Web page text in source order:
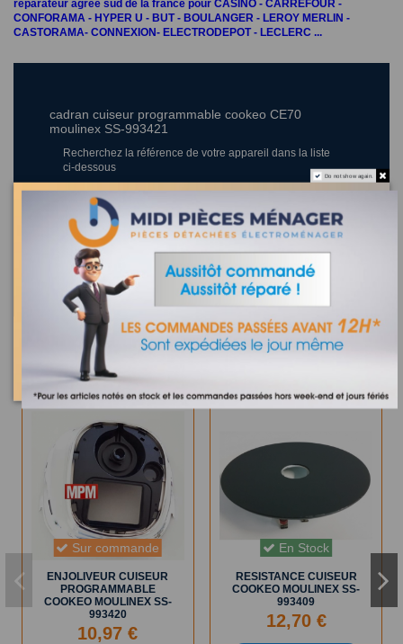
réparateur agréé sud de la france pour CASINO - CARREFOUR -
CONFORAMA - HYPER U - BUT - BOULANGER - LEROY MERLIN -
CASTORAMA- CONNEXION- ELECTRODEPOT - LECLERC ...
cadran cuiseur programmable cookeo CE70
moulinex SS-993421
Recherchez la référence de votre appareil dans la liste
ci-dessous
Où trouver la référence de mon appareil ?
17 appareils compatibles.
Les clients qui ont acheté ce produit ont également acheté :
Sur commande
ENJOLIVEUR CUISEUR
PROGRAMMABLE
COOKEO MOULINEX SS-
993420
10,97 €
En Stock
RESISTANCE CUISEUR
COOKEO MOULINEX SS-
993409
12,70 €
Do not show again.